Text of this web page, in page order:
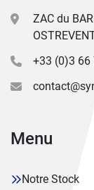
ZAC du
+33 (0)3 66
Menu
Notre Stock